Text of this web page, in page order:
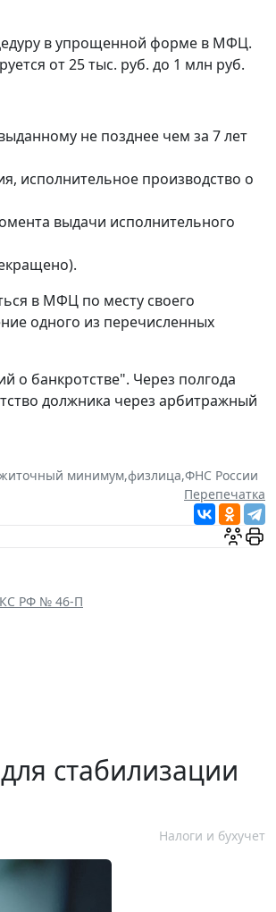
в упрощенной форме в МФЦ.
от 25 тыс. руб. до 1 млн руб.
не позднее чем за 7 лет
исполнительное производство о
выдачи исполнительного
в МФЦ по месту своего
одного из перечисленных
о банкротстве". Через полгода
должника через арбитражный
минимум,физлица,ФНС России
Перепечатка
КС РФ № 46-П
стабилизации
Налоги и бухучет